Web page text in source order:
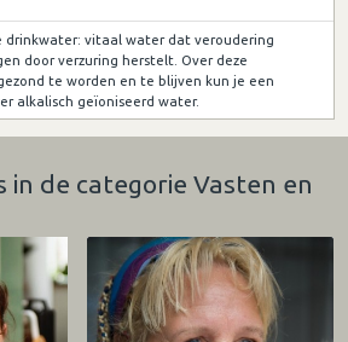
drinkwater: vitaal water dat veroudering
door verzuring herstelt. Over deze
te worden en te blijven kun je een
alkalisch geïoniseerd water.
in de categorie Vasten en